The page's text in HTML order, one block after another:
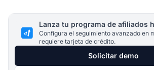
Lanza tu programa de afiliados
Configura el seguimiento avanzado en
requiere tarjeta de crédito.
Solicitar demo